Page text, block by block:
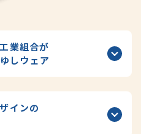
業組合が
しウェア
インの